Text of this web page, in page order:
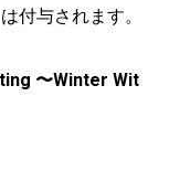
付与されます。
〜Winter Wit